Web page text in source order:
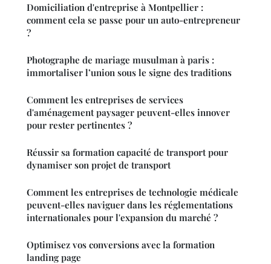
Domiciliation d'entreprise à Montpellier :
comment cela se passe pour un auto-entrepreneur
?
Photographe de mariage musulman à paris :
immortaliser l’union sous le signe des traditions
Comment les entreprises de services
d'aménagement paysager peuvent-elles innover
pour rester pertinentes ?
Réussir sa formation capacité de transport pour
dynamiser son projet de transport
Comment les entreprises de technologie médicale
peuvent-elles naviguer dans les réglementations
internationales pour l'expansion du marché ?
Optimisez vos conversions avec la formation
landing page